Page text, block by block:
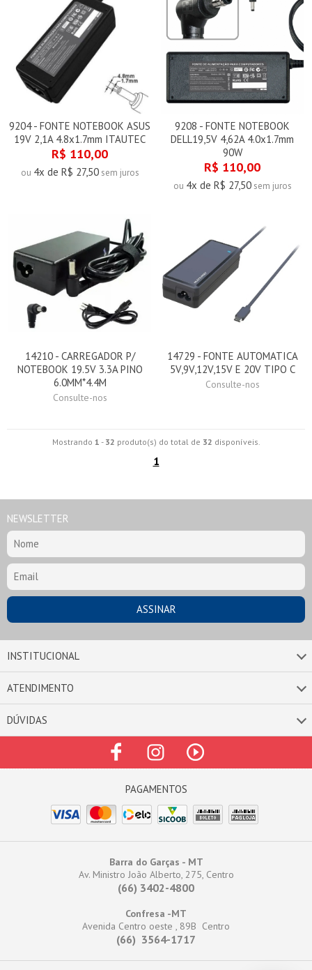
9204 - FONTE NOTEBOOK ASUS
19V 2,1A 4.8x1.7mm ITAUTEC
R$ 110,00
ou 4x de R$ 27,50sem juros
9208 - FONTE NOTEBOOK
DELL19,5V 4,62A 4.0x1.7mm
90W
R$ 110,00
ou 4x de R$ 27,50sem juros
14210 - CARREGADOR P/
NOTEBOOK 19.5V 3.3A PINO
6.0MM*4.4M
Consulte-nos
14729 - FONTE AUTOMATICA
5V,9V,12V,15V E 20V TIPO C
Consulte-nos
Mostrando 1 - 32 produto(s) do total de 32 disponíveis.
1
NEWSLETTER
INSTITUCIONAL
ATENDIMENTO
DÚVIDAS
Barra do Garças - MT
Av. Ministro João Alberto, 275, Centro
(66) 3402-4800
Confresa -MT
Avenida Centro oeste , 89B Centro
(66) 3564-1717